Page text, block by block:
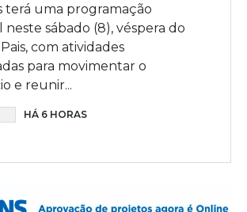
terá uma programação
neste sábado (8), véspera do
com atividades
para movimentar o
e reunir...
HÁ 6 HORAS